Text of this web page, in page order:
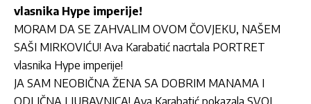
vlasnika Hype imperije!
MORAM DA SE ZAHVALIM OVOM ČOVJEKU, NAŠEM
SAŠI MIRKOVIĆU! Ava Karabatić nacrtala PORTRET
vlasnika Hype imperije!
JA SAM NEOBIČNA ŽENA SA DOBRIM MANAMA I
ODLIČNA LJUBAVNICA! Ava Karabatić pokazala SVOJ